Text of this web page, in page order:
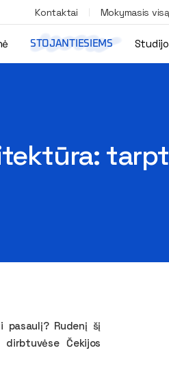
Kontaktai Mokymasis
STOJANTIESIEMS
studentų kūrybinės
Rudenį šį
Čekijos